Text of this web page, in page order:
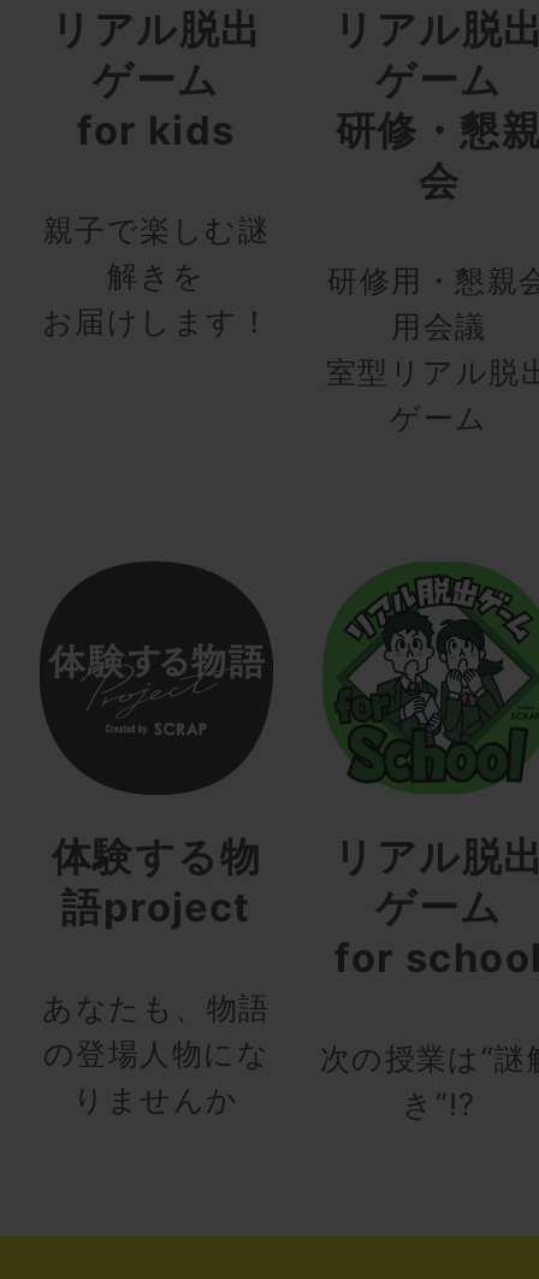
リアル脱出
ゲーム
for kids
親子で楽しむ謎
解きを
お届けします！
リアル脱
ゲーム
研修・懇
会
研修用・懇親
用会議
室型リアル脱
ゲーム
体験する物
語project
あなたも、物語
の登場人物にな
りませんか
リアル脱
ゲーム
for
次の授業は“謎
き”!?